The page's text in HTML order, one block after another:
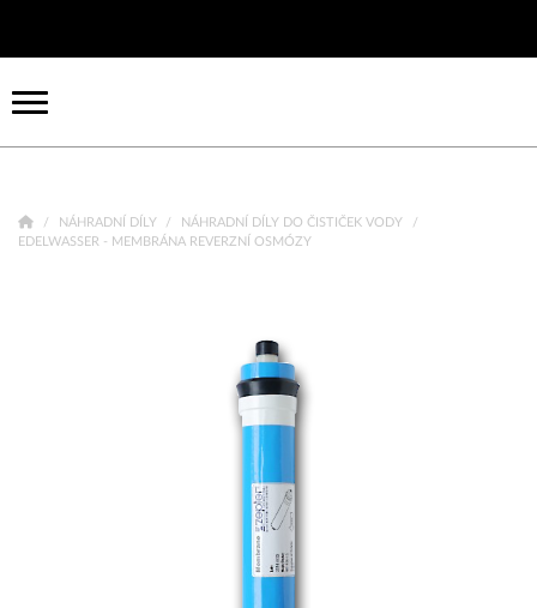
NÁHRADNÍ DÍLY
NÁHRADNÍ DÍLY DO ČISTIČEK VODY
EDELWASSER - MEMBRÁNA REVERZNÍ OSMÓZY